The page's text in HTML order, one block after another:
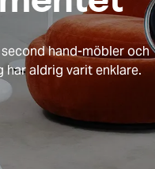
hand-möbler och
aldrig varit enklare.